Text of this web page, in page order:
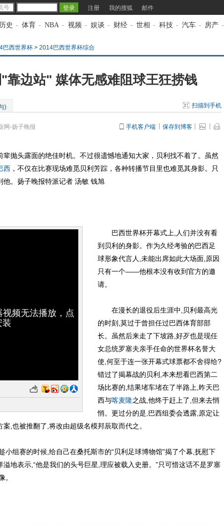
注册 我的搜狐 邮件
历史 - 体育 - NBA - 视频 - 娱谈 - 财经 - 世相 - 科技 - 汽车 - 房产 -
巴西世界杯 > 2014巴西世界杯综合
靠边站" 媒体无感难阻球王狂捞钱
) 扫描到手机
网-扬子晚报 手机客户端 保存到博客
辈抛头露面的绝佳时机。不过很遗憾地通知大家，贝利找不着了。虽然
西 ，不仅在比赛现场难觅贝利芳踪，各种转播节目里也难觅其身影。只
。扬子晚报特派记者 汤敏 钱旭
频无法播放，点
装
巴西世界杯开幕式上,人们并没有看
到贝利的身影。作为久经考验的巴西足
球形象代言人,未能出席如此大场面,原因
只有一个——他根本没有收到官方的邀
请。
在漫长的退役后生涯中,贝利最高光
的时刻,莫过于曾担任过巴西体育部部
长。虽然后来走了下坡路,好歹也是现任
女总统罗塞夫亲手任命的世界杯名誉大
使,何至于连一张开幕式球票都不舍得给?
错过了揭幕战的贝利,本来想看巴西第二
场比赛的,结果堵车堵在了半路上,昨天巴
西与喀麦隆之战,他终于赶上了,但来去悄
悄。更过分的是,巴西组委会透露,原定让
,也被推翻了,将改由超级名模邦辰取而代之。
组赛的时候,给自己在桑托斯市的“贝利足球博物馆”揭了个幕,抚慰下
地表示,“他是我们的头号巨星,理应被载入史册。”只可惜这话不是罗塞
。